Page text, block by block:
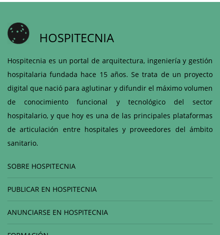
HOSPITECNIA
Hospitecnia es un portal de arquitectura, ingeniería y gestión
hospitalaria fundada hace 15 años. Se trata de un proyecto
digital que nació para aglutinar y difundir el máximo volumen
de conocimiento funcional y tecnológico del sector
hospitalario, y que hoy es una de las principales plataformas
de articulación entre hospitales y proveedores del ámbito
sanitario.
SOBRE HOSPITECNIA
PUBLICAR EN HOSPITECNIA
ANUNCIARSE EN HOSPITECNIA